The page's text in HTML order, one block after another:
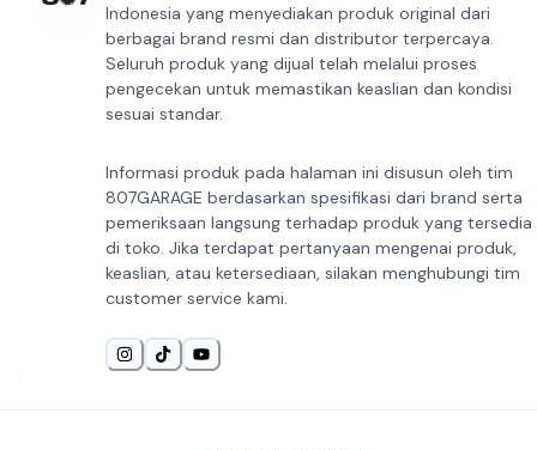
Indonesia yang menyediakan produk original dari
berbagai brand resmi dan distributor terpercaya.
Seluruh produk yang dijual telah melalui proses
pengecekan untuk memastikan keaslian dan kondisi
sesuai standar.
Informasi produk pada halaman ini disusun oleh tim
807GARAGE berdasarkan spesifikasi dari brand serta
pemeriksaan langsung terhadap produk yang tersedia
di toko. Jika terdapat pertanyaan mengenai produk,
keaslian, atau ketersediaan, silakan menghubungi tim
customer service kami.